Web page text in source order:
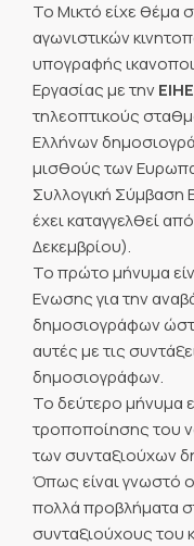
Το Μικτό είχε θέμα
αγωνιστικών
υπογραφής
Εργασίας με την
τηλεοπτικούς
Ελλήνων
μισθούς των
Συλλογική Σύμβαση
έχει καταγγελθεί
Δεκεμβρίου).
Το πρώτο μήνυμα
Ενωσης για την
δημοσιογράφων
αυτές με τις
δημοσιογράφων.
Το δεύτερο μήνυμα
τροποποίησης του
των συνταξιούχων
Όπως είναι γνωστό
πολλά προβλήματα
συνταξιούχους του